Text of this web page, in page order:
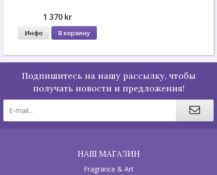
1 370 kr
Инфо В корзину
Подпишитесь на нашу рассылку, чтобы
получать новости и предложения!
НАШ МАГАЗИН
Fragrance & Art